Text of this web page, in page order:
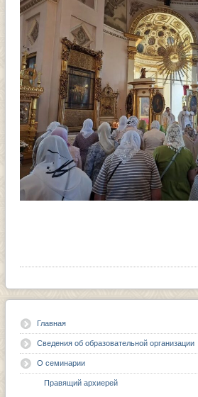
Главная
Сведения об образовательной организации
О семинарии
Правящий архиерей